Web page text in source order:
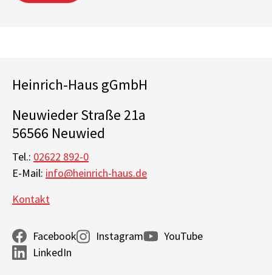
Heinrich-Haus gGmbH
Neuwieder Straße 21a
56566 Neuwied
Tel.: 02622 892-0
E-Mail: info@heinrich-haus.de
Kontakt
Facebook Instagram
YouTube
LinkedIn